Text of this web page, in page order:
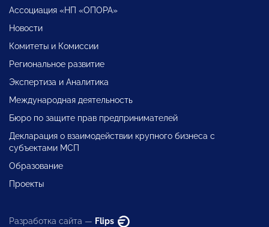
Ассоциация «НП «ОПОРА»
Новости
Комитеты и Комиссии
Региональное развитие
Экспертиза и Аналитика
Международная деятельность
Бюро по защите прав предпринимателей
Декларация о взаимодействии крупного бизнеса с
субъектами МСП
Образование
Проекты
Разработка сайта — Flips